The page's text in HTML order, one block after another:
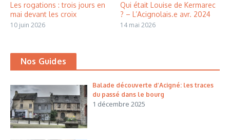
Les rogations : trois jours en
mai devant les croix
10 juin 2026
Qui était Louise de Kermarec
? – L’Acignolais.e avr. 2024
14 mai 2026
Nos Guides
Balade découverte d’Acigné: les traces
du passé dans le bourg
1 décembre 2025